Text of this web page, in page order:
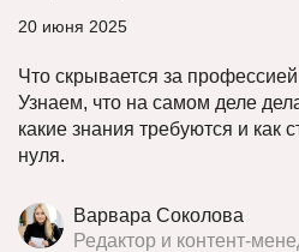
20 июня 2025
Что скрывается за
Узнаем, что на самом деле
какие знания требуются и как
нуля.
Варвара Соколова
Редактор и контент-
Разработка
Маркетинг
Аналитика